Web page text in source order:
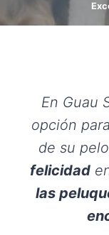
En Guau
opción
de su
felicidad
las